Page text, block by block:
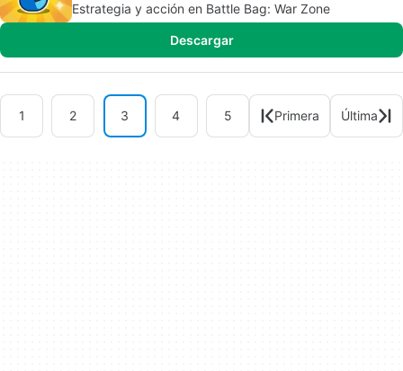
Estrategia y acción en Battle Bag: War Zone
Descargar
1 2 3 4 5 Primera Última